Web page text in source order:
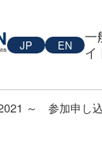
一
イ
JP EN
～ 参加申し